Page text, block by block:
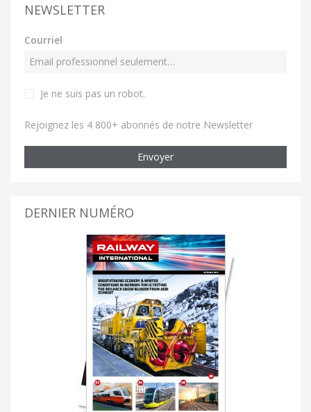
NEWSLETTER
Courriel
Je ne suis pas un robot.
Rejoignez les 4 800+ abonnés de notre Newsletter
Envoyer
DERNIER NUMÉRO